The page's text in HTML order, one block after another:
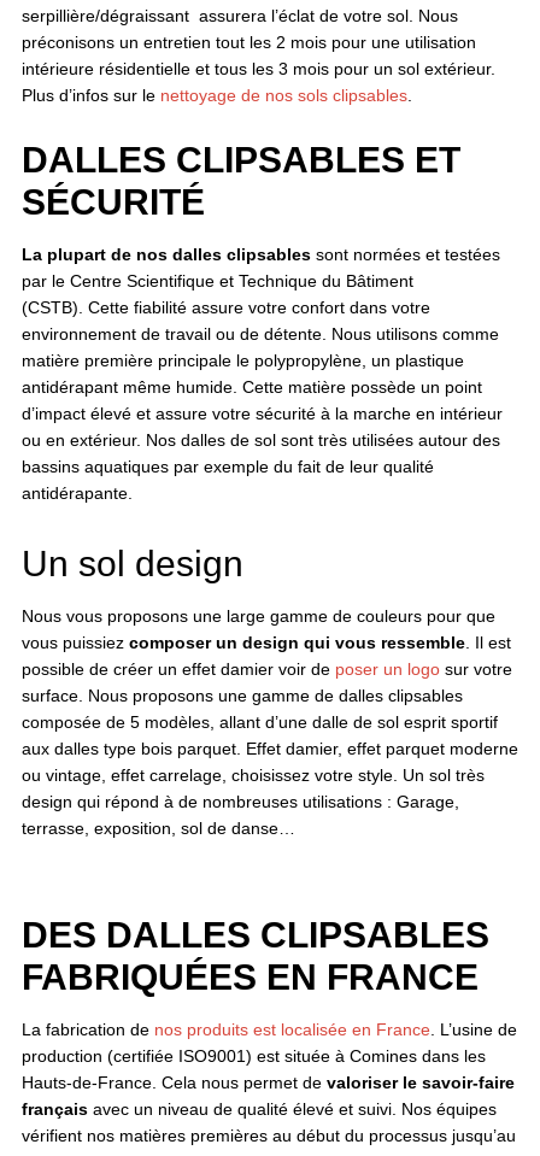
serpillière/dégraissant assurera l’éclat de votre sol. Nous
préconisons un entretien tout les 2 mois pour une utilisation
intérieure résidentielle et tous les 3 mois pour un sol extérieur.
Plus d’infos sur le nettoyage de nos sols clipsables.
DALLES CLIPSABLES ET
SÉCURITÉ
La plupart de nos dalles clipsables sont normées et testées
par le Centre Scientifique et Technique du Bâtiment
(CSTB). Cette fiabilité assure votre confort dans votre
environnement de travail ou de détente. Nous utilisons comme
matière première principale le polypropylène, un plastique
antidérapant même humide. Cette matière possède un point
d’impact élevé et assure votre sécurité à la marche en intérieur
ou en extérieur. Nos dalles de sol sont très utilisées autour des
bassins aquatiques par exemple du fait de leur qualité
antidérapante.
Un sol design
Nous vous proposons une large gamme de couleurs pour que
vous puissiez composer un design qui vous ressemble. Il est
possible de créer un effet damier voir de poser un logosur votre
surface. Nous proposons une gamme de dalles clipsables
composée de 5 modèles, allant d’une dalle de sol esprit sportif
aux dalles type bois parquet. Effet damier, effet parquet moderne
ou vintage, effet carrelage, choisissez votre style. Un sol très
design qui répond à de nombreuses utilisations : Garage,
terrasse, exposition, sol de danse…
DES DALLES CLIPSABLES
FABRIQUÉES EN FRANCE
La fabrication de nos produits est localisée en France. L’usine de
production (certifiée ISO9001) est située à Comines dans les
Hauts-de-France. Cela nous permet de valoriser le savoir-faire
françaisavec un niveau de qualité élevé et suivi. Nos équipes
vérifient nos matières premières au début du processus jusqu’au